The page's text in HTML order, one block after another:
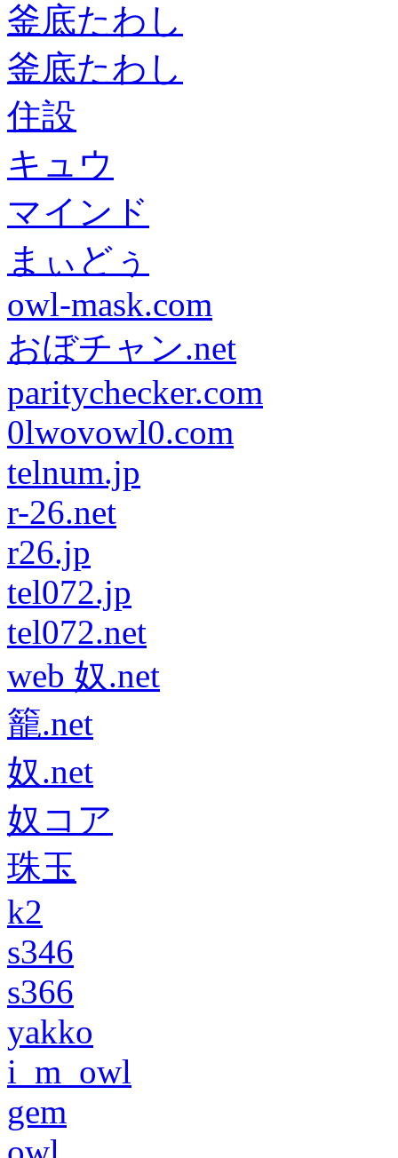
釜底たわし
釜底たわし
住設
キュウ
マインド
まぃどぅ
owl-mask.com
おぼチャン.net
paritychecker.com
0lwovowl0.com
telnum.jp
r-26.net
r26.jp
tel072.jp
tel072.net
web 奴.net
籠.net
奴.net
奴コア
珠玉
k2
s346
s366
yakko
i_m_owl
gem